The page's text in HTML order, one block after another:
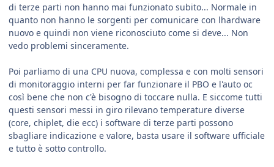
di terze parti non hanno mai funzionato subito... Normale in
quanto non hanno le sorgenti per comunicare con lhardware
nuovo e quindi non viene riconosciuto come si deve... Non
vedo problemi sinceramente.
Poi parliamo di una CPU nuova, complessa e con molti sensori
di monitoraggio interni per far funzionare il PBO e l'auto oc
così bene che non c'è bisogno di toccare nulla. E siccome tutti
questi sensori messi in giro rilevano temperature diverse
(core, chiplet, die ecc) i software di terze parti possono
sbagliare indicazione e valore, basta usare il software ufficiale
e tutto è sotto controllo.